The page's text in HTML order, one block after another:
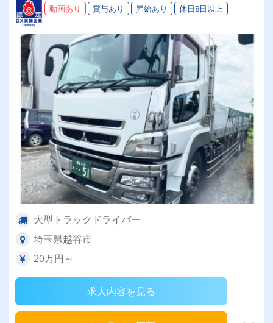
動画あり 賞与あり 昇給あり 休日8日以上
大型トラックドライバー
埼玉県越谷市
20万円～
求人内容を見る